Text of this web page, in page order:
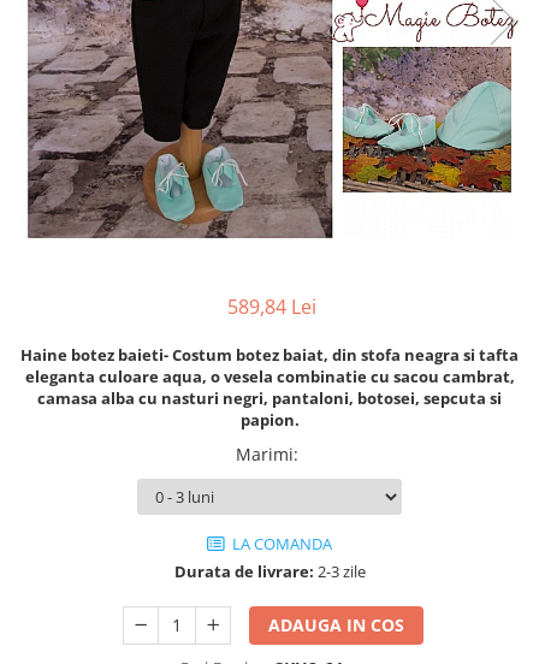
Cercei din aur dama
Cercei de aur lungi cu lant
Cercei din aur tortite
Cercei din aur alb
Cercei aur cu surub
589,84 Lei
Haine botez baieti- Costum botez baiat, din stofa neagra si tafta
eleganta culoare aqua, o vesela combinatie cu sacou cambrat,
camasa alba cu nasturi negri, pantaloni, botosei, sepcuta si
papion.
Marimi:
LA COMANDA
Durata de livrare: 2-3 zile
ADAUGA IN COS